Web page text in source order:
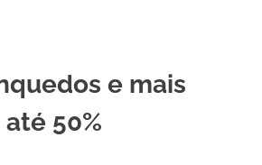
e mais
50%